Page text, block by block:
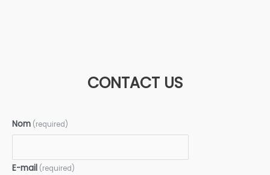
CONTACT US
Nom (required)
E-mail (required)